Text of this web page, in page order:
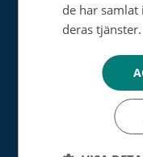
Cancerstiftelsen
Backasgatan 2,
Tfn. 09 135 331
de har
deras tjänster.